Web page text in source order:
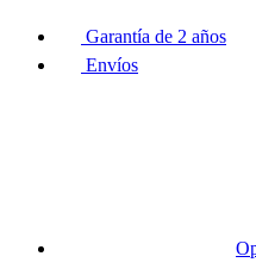
Garantía de 2 años
Envíos